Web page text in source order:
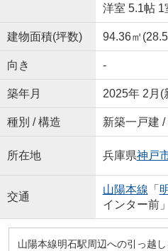
洋室 5.1帖 1
建物面積(坪数) 94.36㎡
向き -
築年月 2025年 2月(
種別 / 構造 新築一戸建 /
所在地 兵庫県神戸
交通
山陽本線 「
インター前
山陽本線明石駅周辺への引っ越